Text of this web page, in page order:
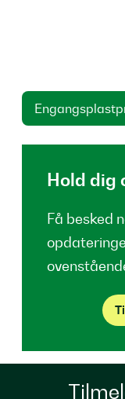
Hold dig
Få besked